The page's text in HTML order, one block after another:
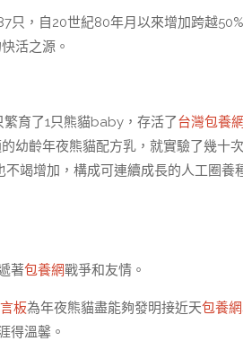
只，自20世紀80年月以來增加跨越50%
活之源。
育了1只熊貓baby，存活了台灣包養網
幼齡年夜熊貓配方乳，就實驗了幾十次
竭增加，構成可連續成長的人工圈養
著包養網戰爭和友情。
板為年夜熊貓盡能夠發明接近天包養
得溫馨。